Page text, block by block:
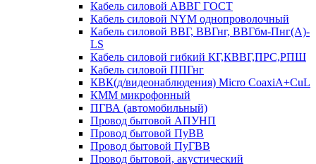
Кабель силовой АВВГ ГОСТ
Кабель силовой NYM однопроволочный
Кабель силовой ВВГ, ВВГнг, ВВГбм-Пнг(А)-
LS
Кабель силовой гибкий КГ,КВВГ,ПРС,РПШ
Кабель силовой ППГнг
КВК(д/видеонаблюдения) Micro CoaxiA+CuL
КММ микрофонный
ПГВА (автомобильный)
Провод бытовой АПУНП
Провод бытовой ПуВВ
Провод бытовой ПуГВВ
Провод бытовой, акустический